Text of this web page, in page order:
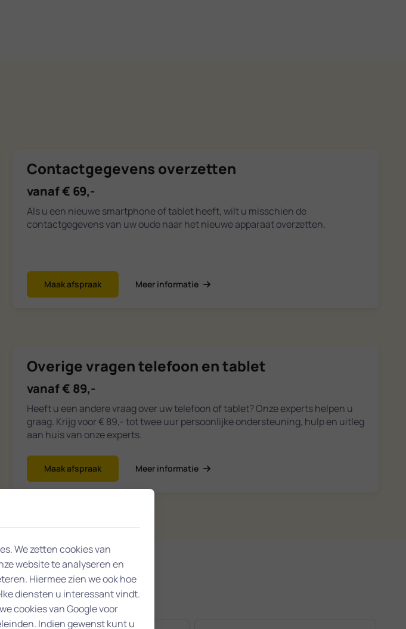
Contactgegevens overzetten
vanaf € 69,-
Als u een nieuwe smartphone of tablet heeft, wilt u misschien de
contactgegevens van uw oude naar het nieuwe apparaat overzetten.
Maak afspraak Meer informatie
Overige vragen telefoon en tablet
vanaf € 89,-
Heeft u een andere vraag over uw telefoon of tablet? Onze experts helpen u
graag. Krijg voor € 89,- tot twee uur persoonlijke ondersteuning, hulp en uitleg
aan huis van onze experts.
Maak afspraak Meer informatie
We zetten cookies van
website te analyseren en
Hiermee zien we ook hoe
diensten u interessant vindt.
cookies van Google voor
Indien gewenst kunt u